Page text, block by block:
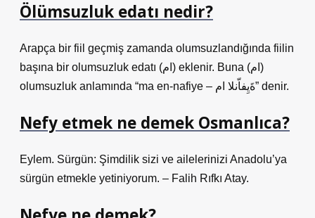
Ölümsuzluk edatı nedir?
Arapça bir fiil geçmiş zamanda olumsuzlandığında fiilin
başına bir olumsuzluk edatı (ام) eklenir. Buna (ام)
olumsuzluk anlamında “ma en-nafiye – ةَيِفاّنلا ام” denir.
Nefy etmek ne demek Osmanlıca?
Eylem. Sürgün: Şimdilik sizi ve ailelerinizi Anadolu’ya
sürgün etmekle yetiniyorum. – Falih Rıfkı Atay.